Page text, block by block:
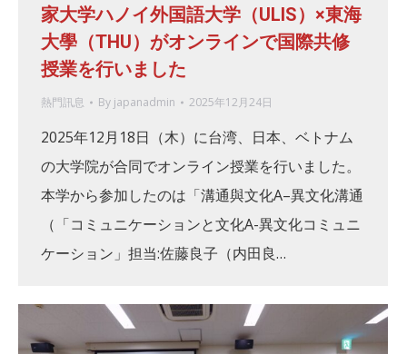
家大学ハノイ外国語大学（ULIS）×東海
大學（THU）がオンラインで国際共修
授業を行いました
熱門訊息 By japanadmin 2025年12月24日
2025年12月18日（木）に台湾、日本、ベトナム
の大学院が合同でオンライン授業を行いました。
本学から参加したのは「溝通與文化A–異文化溝通
（「コミュニケーションと文化A-異文化コミュニ
ケーション」担当:佐藤良子（内田良…